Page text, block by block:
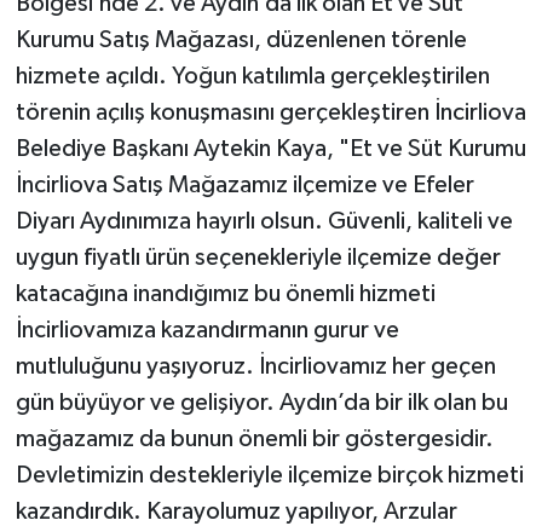
Kurumu Satış Mağazası, düzenlenen törenle
hizmete açıldı. Yoğun katılımla gerçekleştirilen
törenin açılış konuşmasını gerçekleştiren İncirliova
Belediye Başkanı Aytekin Kaya, "Et ve Süt Kurumu
İncirliova Satış Mağazamız ilçemize ve Efeler
Diyarı Aydınımıza hayırlı olsun. Güvenli, kaliteli ve
uygun fiyatlı ürün seçenekleriyle ilçemize değer
katacağına inandığımız bu önemli hizmeti
İncirliovamıza kazandırmanın gurur ve
mutluluğunu yaşıyoruz. İncirliovamız her geçen
gün büyüyor ve gelişiyor. Aydın’da bir ilk olan bu
mağazamız da bunun önemli bir göstergesidir.
Devletimizin destekleriyle ilçemize birçok hizmeti
kazandırdık. Karayolumuz yapılıyor, Arzular